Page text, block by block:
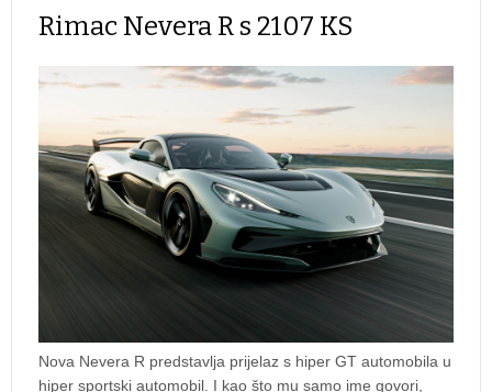
Rimac Nevera R s 2107 KS
Nova Nevera R predstavlja prijelaz s hiper GT automobila u
hiper sportski automobil. I kao što mu samo ime govori,